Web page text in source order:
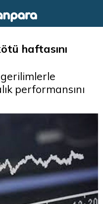
haftasını
performansını